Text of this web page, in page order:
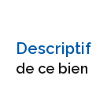
descriptif
de ce bien